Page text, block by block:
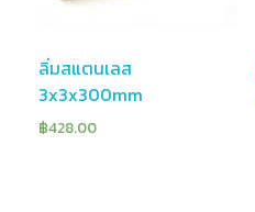
ลิ่มสแตนเลส
3x3x300mm
฿428.00